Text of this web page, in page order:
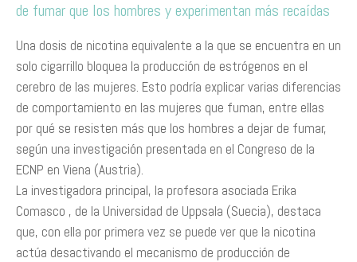
de fumar que los hombres y experimentan más recaídas
Una dosis de nicotina equivalente a la que se encuentra en un
solo cigarrillo bloquea la producción de estrógenos en el
cerebro de las mujeres. Esto podría explicar varias diferencias
de comportamiento en las mujeres que fuman, entre ellas
por qué se resisten más que los hombres a dejar de fumar,
según una investigación presentada en el Congreso de la
ECNP en Viena (Austria).
La investigadora principal, la profesora asociada Erika
Comasco , de la Universidad de Uppsala (Suecia), destaca
que, con ella por primera vez se puede ver que la nicotina
actúa desactivando el mecanismo de producción de